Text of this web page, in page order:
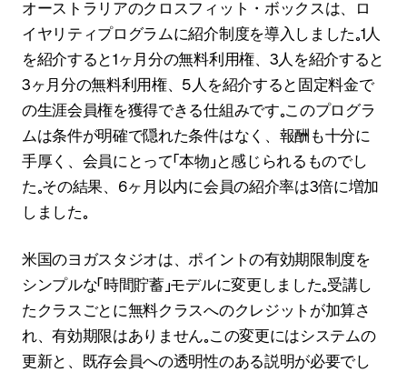
オーストラリアのクロスフィット・ボックスは、ロ
イヤリティプログラムに紹介制度を導入しました。1人
を紹介すると1ヶ月分の無料利用権、3人を紹介すると
3ヶ月分の無料利用権、5人を紹介すると固定料金で
の生涯会員権を獲得できる仕組みです。このプログラ
ムは条件が明確で隠れた条件はなく、報酬も十分に
手厚く、会員にとって「本物」と感じられるものでし
た。その結果、6ヶ月以内に会員の紹介率は3倍に増加
しました。
米国のヨガスタジオは、ポイントの有効期限制度を
シンプルな「時間貯蓄」モデルに変更しました。受講し
たクラスごとに無料クラスへのクレジットが加算さ
れ、有効期限はありません。この変更にはシステムの
更新と、既存会員への透明性のある説明が必要でし